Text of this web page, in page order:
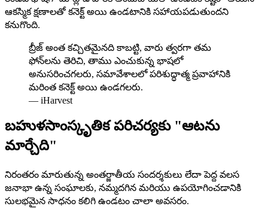
ఆకస్మిక క్షణాలతో కనెక్ట్ అయి ఉండటానికి సహాయపడుతుందని
కనుగొంది.
బ్రీజ్ అంత కచ్చితమైనది కాబట్టి, వారు త్వరగా తమ
ఫోన్‌లను తెరిచి, తాము ఎంచుకున్న భాషలో
అనుసరించగలరు, సమావేశాలలో పరిశుద్ధాత్మ ప్రవాహానికి
మరింత కనెక్ట్ అయి ఉండగలరు.
— iHarvest
బహుళసాంస్కృతిక పరిచర్యకు "ఆటను
మార్చేది"
నిరంతరం మారుతున్న అంతర్జాతీయ సందర్శకులు లేదా పెద్ద వలస
జనాభా ఉన్న సంఘాలకు, నమ్మదగిన మరియు ఉపయోగించడానికి
సులభమైన సాధనం కలిగి ఉండటం చాలా అవసరం.